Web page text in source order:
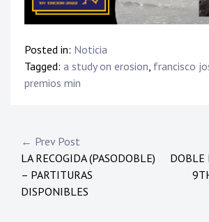
Posted in: Noticia
Tagged: a study on erosion francisco
premios min
Navegación
de
entradas
← Prev Post
LA RECOGIDA (PASODOBLE)
– PARTITURAS
DISPONIBLES
DOBLE